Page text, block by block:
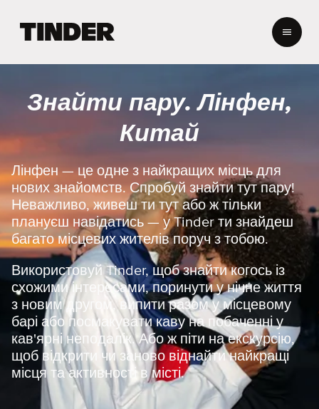
н
с
о
р
і
н
к
а
T
i
n
d
e
r
Знайти пару. Лінфен,
Китай
Лінфен — це одне з найкращих місць для
нових знайомств. Спробуй знайти тут пару!
Неважливо, живеш ти тут або ж тільки
плануєш навідатись — у Tinder ти знайдеш
багато місцевих жителів поруч з тобою.
Використовуй Tinder, щоб знайти когось із
схожими інтересами, поринути у нічне життя
з новим другом, випити разом у місцевому
барі або посмакувати каву на побаченні у
кав'ярні неподалік. Або ж піти на екскурсію,
щоб відкрити чи заново віднайти найкращі
місця та активності в місті.